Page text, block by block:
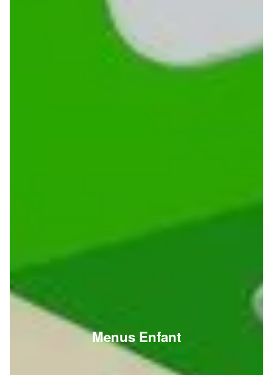
Menus Enfant